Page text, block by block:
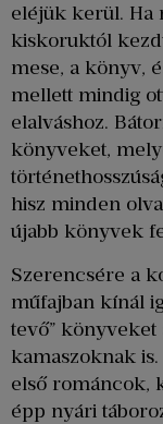
eléjük kerül. Ha
kiskoruktól
mese, a könyv,
mellett mindig
elalváshoz.
könyveket,
hisz minden
újabb könyvek
Szerencsére a
műfajban kínál
tevő” könyveket
kamaszoknak
első románcok,
épp nyári